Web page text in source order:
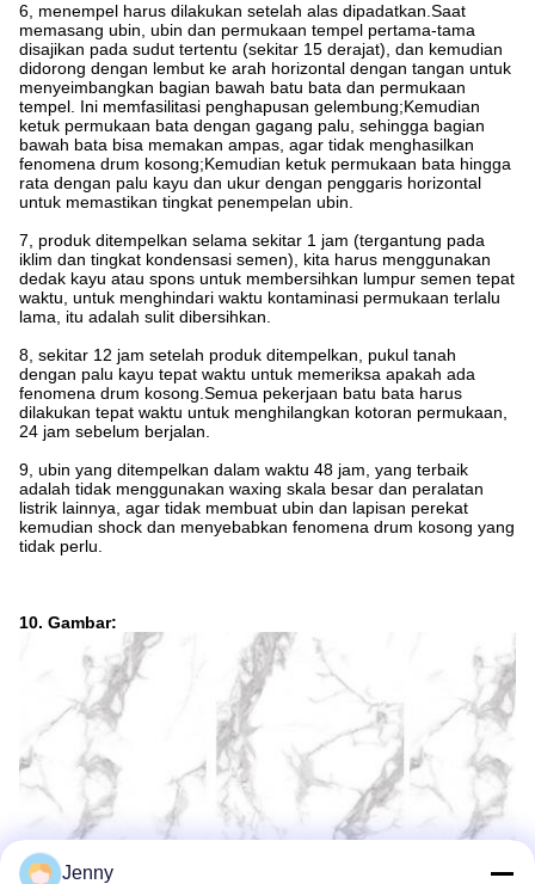
6, menempel harus dilakukan setelah alas dipadatkan.Saat
memasang ubin, ubin dan permukaan tempel pertama-tama
disajikan pada sudut tertentu (sekitar 15 derajat), dan kemudian
didorong dengan lembut ke arah horizontal dengan tangan untuk
menyeimbangkan bagian bawah batu bata dan permukaan
tempel. Ini memfasilitasi penghapusan gelembung;Kemudian
ketuk permukaan bata dengan gagang palu, sehingga bagian
bawah bata bisa memakan ampas, agar tidak menghasilkan
fenomena drum kosong;Kemudian ketuk permukaan bata hingga
rata dengan palu kayu dan ukur dengan penggaris horizontal
untuk memastikan tingkat penempelan ubin.
7, produk ditempelkan selama sekitar 1 jam (tergantung pada
iklim dan tingkat kondensasi semen), kita harus menggunakan
dedak kayu atau spons untuk membersihkan lumpur semen tepat
waktu, untuk menghindari waktu kontaminasi permukaan terlalu
lama, itu adalah sulit dibersihkan.
8, sekitar 12 jam setelah produk ditempelkan, pukul tanah
dengan palu kayu tepat waktu untuk memeriksa apakah ada
fenomena drum kosong.Semua pekerjaan batu bata harus
dilakukan tepat waktu untuk menghilangkan kotoran permukaan,
24 jam sebelum berjalan.
9, ubin yang ditempelkan dalam waktu 48 jam, yang terbaik
adalah tidak menggunakan waxing skala besar dan peralatan
listrik lainnya, agar tidak membuat ubin dan lapisan perekat
kemudian shock dan menyebabkan fenomena drum kosong yang
tidak perlu.
10. Gambar:
Jenny